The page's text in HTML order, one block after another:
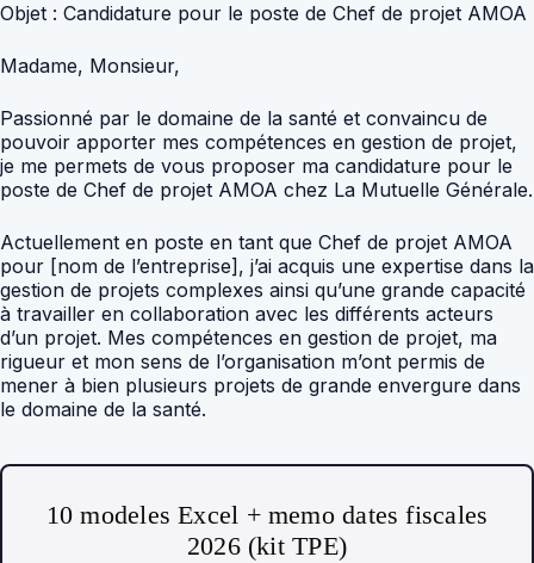
Objet : Candidature pour le poste de Chef de projet AMOA
Madame, Monsieur,
Passionné par le domaine de la santé et convaincu de
pouvoir apporter mes compétences en gestion de projet,
je me permets de vous proposer ma candidature pour le
poste de Chef de projet AMOA chez La Mutuelle Générale.
Actuellement en poste en tant que Chef de projet AMOA
pour [nom de l’entreprise], j’ai acquis une expertise dans la
gestion de projets complexes ainsi qu’une grande capacité
à travailler en collaboration avec les différents acteurs
d’un projet. Mes compétences en gestion de projet, ma
rigueur et mon sens de l’organisation m’ont permis de
mener à bien plusieurs projets de grande envergure dans
le domaine de la santé.
10 modeles Excel + memo dates fiscales
2026 (kit TPE)